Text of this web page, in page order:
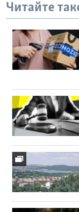
Читайте